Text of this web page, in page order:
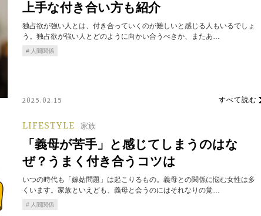
上手な付き合い方も紹介
独占欲が強い人とは、付き合っていくのが難しいと感じる人もいるでしょ
う。独占欲が強い人とどのように向かい合うべきか、またあ…
人間関係
2025.02.15 すべて読む
LIFESTYLE 家族
「義母が苦手」と感じてしまうのはな
ぜ？うまく付き合うコツは
いつの時代も「嫁姑問題」は起こりるもの。義母との関係に悩む女性は多
くいます。家族といえども、義母と会うのにはそれなりの覚…
人間関係